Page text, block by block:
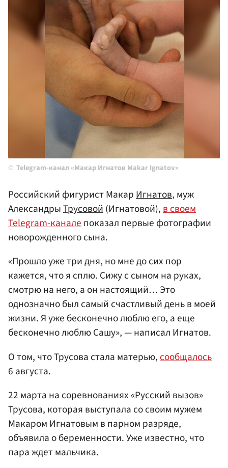
Telegram-канал «Макар Игнатов Makar Ignatov»
Российский фигурист МакарИгнатов, муж
АлександрыТрусовой(Игнатовой),в своем
Telegram-каналепоказал первые фотографии
новорожденного сына.
«Прошло уже три дня, но мне до сих пор
кажется, что я сплю. Сижу с сыном на руках,
смотрю на него, а он настоящий… Это
однозначно был самый счастливый день в моей
жизни. Я уже бесконечно люблю его, а еще
бесконечно люблю Сашу», — написал Игнатов.
О том, что Трусова стала матерью, сообщалось
6 августа.
22 марта на соревнованиях «Русский вызов»
Трусова, которая выступала со своим мужем
Макаром Игнатовым в парном разряде,
объявила о беременности. Уже известно, что
пара ждет мальчика.